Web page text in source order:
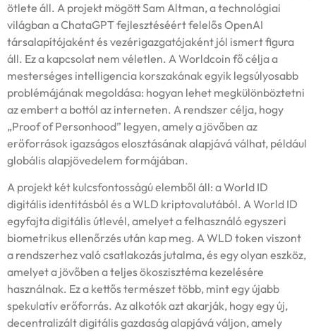
ötlete áll. A projekt mögött Sam Altman, a technológiai
világban a ChataGPT fejlesztéséért felelős OpenAI
társalapítójaként és vezérigazgatójaként jól ismert figura
áll. Ez a kapcsolat nem véletlen. A Worldcoin fő célja a
mesterséges intelligencia korszakának egyik legsúlyosabb
problémájának megoldása: hogyan lehet megkülönböztetni
az embert a bottól az interneten. A rendszer célja, hogy
„Proof of Personhood” legyen, amely a jövőben az
erőforrások igazságos elosztásának alapjává válhat, például
globális alapjövedelem formájában.
A projekt két kulcsfontosságú elemből áll: a World ID
digitális identitásból és a WLD kriptovalutából. A World ID
egyfajta digitális útlevél, amelyet a felhasználó egyszeri
biometrikus ellenőrzés után kap meg. A WLD token viszont
a rendszerhez való csatlakozás jutalma, és egy olyan eszköz,
amelyet a jövőben a teljes ökoszisztéma kezelésére
használnak. Ez a kettős természet több, mint egy újabb
spekulatív erőforrás. Az alkotók azt akarják, hogy egy új,
decentralizált digitális gazdaság alapjává váljon, amely